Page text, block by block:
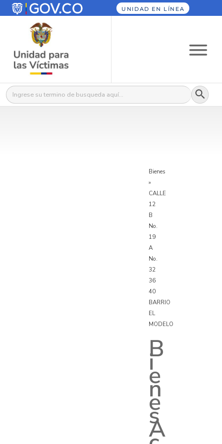
UNIDAD EN LÍNEA
Buscar: Botón
Bienes
»
CALLE
12
B
No.
19
A
No.
32
36
40
BARRIO
EL
MODELO
B
i
e
n
e
s
A